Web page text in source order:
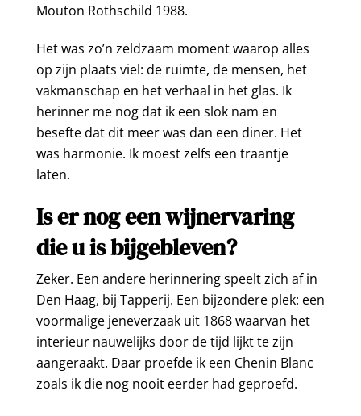
Mouton Rothschild 1988.
Het was zo’n zeldzaam moment waarop alles
op zijn plaats viel: de ruimte, de mensen, het
vakmanschap en het verhaal in het glas. Ik
herinner me nog dat ik een slok nam en
besefte dat dit meer was dan een diner. Het
was harmonie. Ik moest zelfs een traantje
laten.
Is er nog een wijnervaring
die u is bijgebleven?
Zeker. Een andere herinnering speelt zich af in
Den Haag, bij Tapperij. Een bijzondere plek: een
voormalige jeneverzaak uit 1868 waarvan het
interieur nauwelijks door de tijd lijkt te zijn
aangeraakt. Daar proefde ik een Chenin Blanc
zoals ik die nog nooit eerder had geproefd.